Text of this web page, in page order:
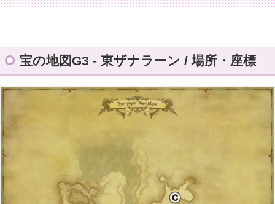
宝の地図G3 - 東ザナラーン / 場所・座標